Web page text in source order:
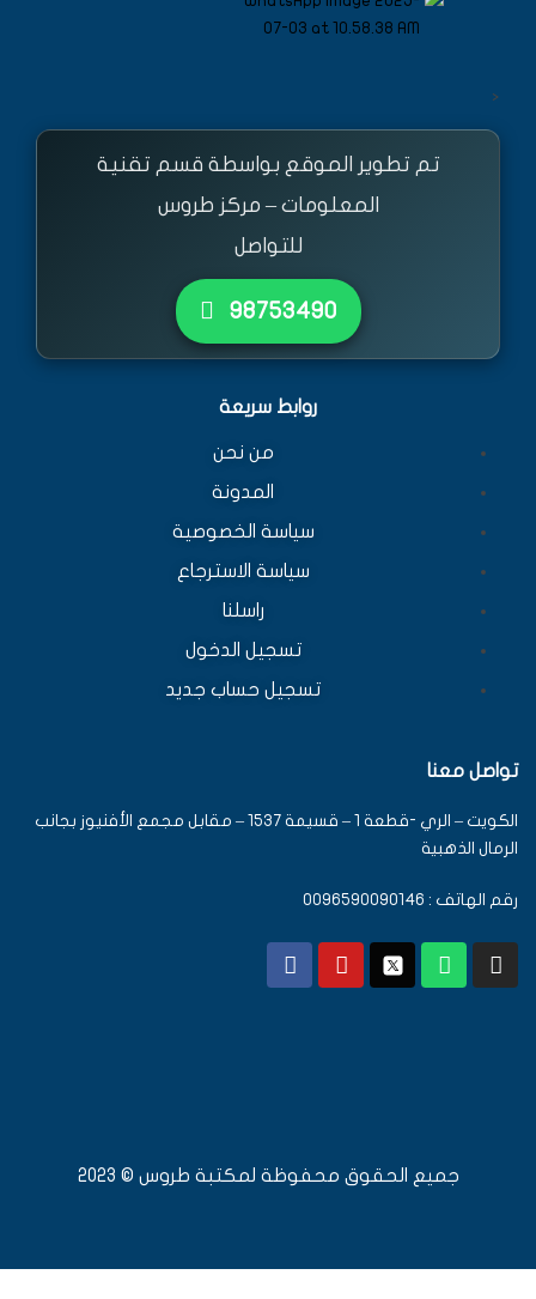
<
تم تطوير الموقع بواسطة قسم تقنية
المعلومات – مركز طروس
للتواصل
٩٨٧٥٣٤٩٠
روابط سريعة
من نحن
المدونة
سياسة الخصوصية
سياسة الاسترجاع
راسلنا
تسجيل الدخول
تسجيل حساب جديد
تواصل معنا
الكويت – الري -قطعة 1 – قسيمة 1537 – مقابل مجمع الأفنيوز بجانب
الرمال الذهبية
رقم الهاتف : 0096590090146
جميع الحقوق محفوظة لمكتبة طروس © 2023